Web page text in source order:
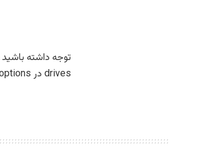
drives در Folder options باید انتخاب شده باشد.